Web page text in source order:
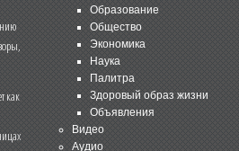
как
Образование
Общество
Экономика
Наука
Палитра
Здоровый образ жизни
Объявления
Видео
Аудио